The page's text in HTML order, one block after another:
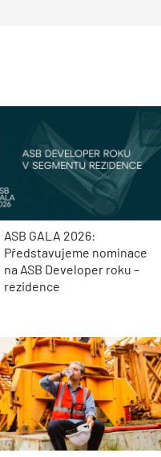
ASB GALA 2026:
Představujeme nominace
na ASB Developer roku –
rezidence